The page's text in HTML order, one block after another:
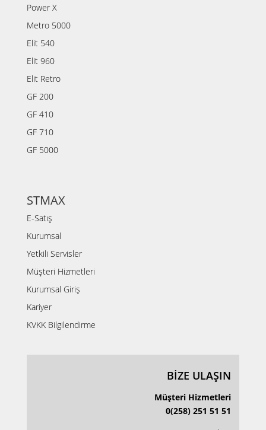
Power X
Metro 5000
Elit 540
Elit 960
Elit Retro
GF 200
GF 410
GF 710
GF 5000
STMAX
E-Satış
Kurumsal
Yetkili Servisler
Müşteri Hizmetleri
Kurumsal Giriş
Kariyer
KVKK Bilgilendirme
BİZE ULAŞIN
Müşteri Hizmetleri
0(258) 251 51 51